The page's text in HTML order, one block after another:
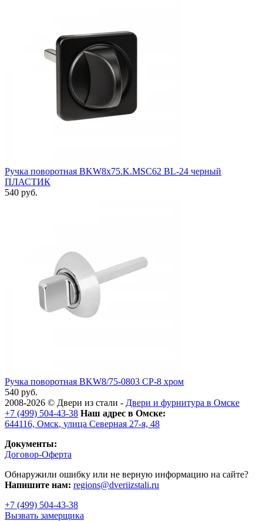
Ручка поворотная BKW8x75.K.MSC62 BL-24 черный
ПЛАСТИК
540 руб.
Ручка поворотная BKW8/75-0803 CP-8 хром
540 руб.
2008-2026 © Двери из стали - Двери и фурнитура в Омске
+7 (499) 504-43-38 Наш адрес в Омске:
644116, Омск, улица Северная 27-я, 48
Документы:
Договор-Оферта
Обнаружили ошибку или не верную информацию на сайте?
Напишите нам: regions@dveriizstali.ru
+7 (499) 504-43-38
Вызвать замерщика